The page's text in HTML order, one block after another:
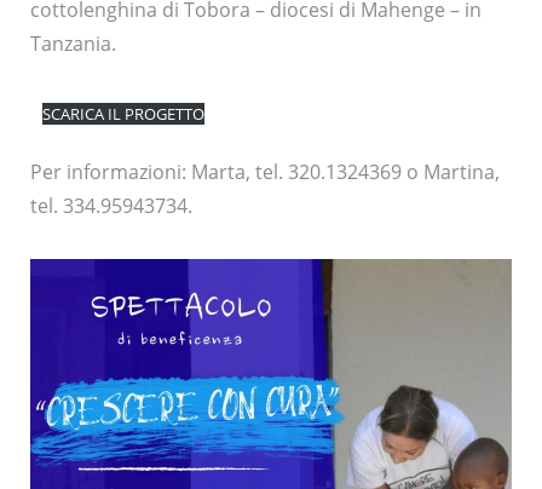
cottolenghina di Tobora – diocesi di Mahenge – in
Tanzania.
SCARICA IL PROGETTO
Per informazioni: Marta, tel. 320.1324369 o Martina,
tel. 334.95943734.